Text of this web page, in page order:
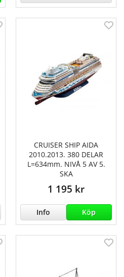
CRUISER SHIP AIDA
2010.2013. 380 DELAR
L=634mm. NIVÅ 5 AV 5.
SKA
1 195 kr
Info Köp